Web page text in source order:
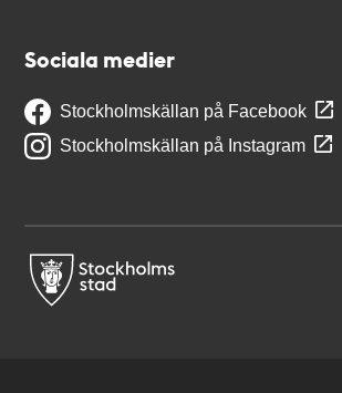
Sociala medier
Stockholmskällan på Facebook
Stockholmskällan på Instagram